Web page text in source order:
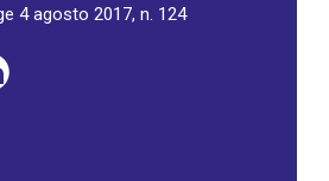
4 agosto 2017, n. 124